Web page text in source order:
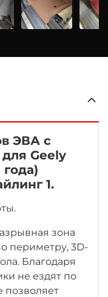
ЭВА с
Geely
года)
1.
зона
периметру, 3D-
Благодаря
не ездят по
позволяет